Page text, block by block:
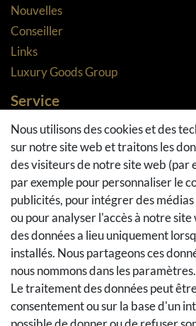
Nouvelles
Conseiller
Links
Luxury Goods Group
Service
Méthodes de paiement
Méthodes et coûts de transport
Droit de rétractation
Retours
Se rétracter du contrat
Panier d'achat
A la caisse
Aide
Social Media
Nous utilisons des cookies et des
sur notre site web et traitons les
des visiteurs de notre site web (par
par exemple pour personnaliser le
publicités, pour intégrer des
ou pour analyser l'accès à notre
des données a lieu uniquement
installés. Nous partageons ces
nous nommons dans les paramètres.
Le traitement des données peut
consentement ou sur la base d'un